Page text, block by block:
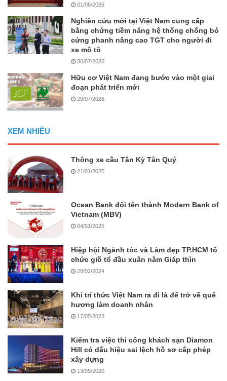
01/08/2026
Nghiên cứu mới tại Việt Nam cung cấp
bằng chứng tiềm năng hệ thống chống bó
cứng phanh nâng cao TGT cho người đi
xe mô tô
30/07/2026
Hữu cơ Việt Nam đang bước vào một giai
đoạn phát triển mới
29/07/2026
XEM NHIỀU
Thông xe cầu Tân Kỳ Tân Quý
21/01/2025
Ocean Bank đổi tên thành Modern Bank of
Vietnam (MBV)
04/01/2025
Hiệp hội Ngành tóc và Làm đẹp TP.HCM tổ
chức giỗ tổ đầu xuân năm Giáp thìn
28/02/2024
Khi trí thức Việt Nam ra đi là để trở về quê
hương làm doanh nhân
17/05/2023
Kiểm tra việc thi công khách sạn Diamon
Hill có dấu hiệu sai lệch hồ sơ cấp phép
xây dựng
13/05/2020